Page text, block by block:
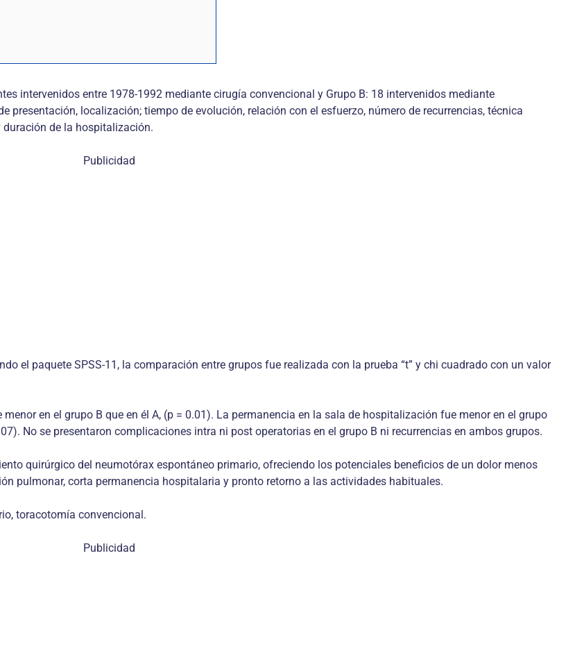
intervenidos entre 1978-1992 mediante cirugía convencional y Grupo B: 18 intervenidos mediante
presentación, localización; tiempo de evolución, relación con el esfuerzo, número de recurrencias, técnica
de la hospitalización.
Publicidad
el paquete SPSS-11, la comparación entre grupos fue realizada con la prueba “t” y chi cuadrado con un valor
en el grupo B que en él A, (p = 0.01). La permanencia en la sala de hospitalización fue menor en el grupo
No se presentaron complicaciones intra ni post operatorias en el grupo B ni recurrencias en ambos grupos.
quirúrgico del neumotórax espontáneo primario, ofreciendo los potenciales beneficios de un dolor menos
pulmonar, corta permanencia hospitalaria y pronto retorno a las actividades habituales.
toracotomía convencional.
Publicidad